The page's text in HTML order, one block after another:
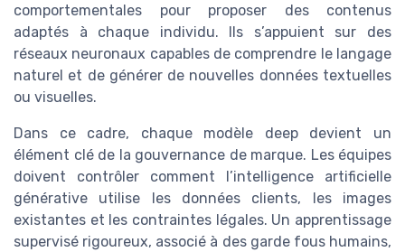
comportementales pour proposer des contenus
adaptés à chaque individu. Ils s’appuient sur des
réseaux neuronaux capables de comprendre le langage
naturel et de générer de nouvelles données textuelles
ou visuelles.
Dans ce cadre, chaque modèle deep devient un
élément clé de la gouvernance de marque. Les équipes
doivent contrôler comment l’intelligence artificielle
générative utilise les données clients, les images
existantes et les contraintes légales. Un apprentissage
supervisé rigoureux, associé à des garde fous humains,